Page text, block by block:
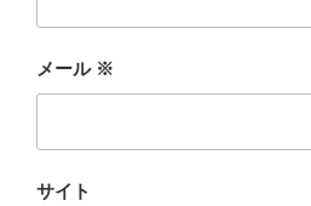
メール ※
サイト